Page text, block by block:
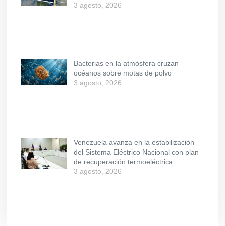
3 agosto, 2026
Bacterias en la atmósfera cruzan
océanos sobre motas de polvo
3 agosto, 2026
Venezuela avanza en la estabilización
del Sistema Eléctrico Nacional con plan
de recuperación termoeléctrica
3 agosto, 2026